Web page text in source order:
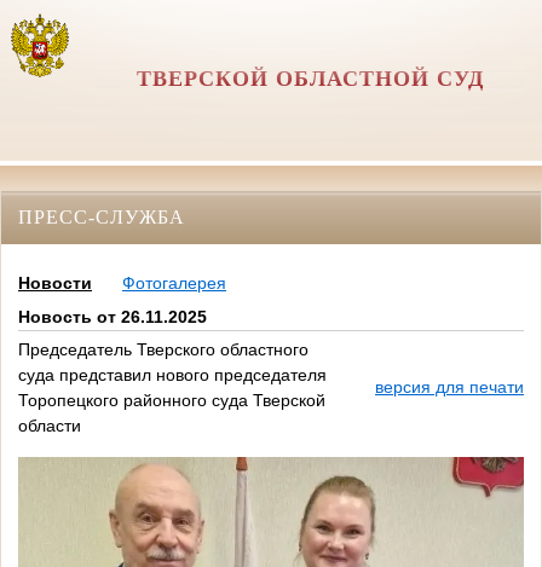
ТВЕРСКОЙ ОБЛАСТНОЙ СУД
ПРЕСС-СЛУЖБА
Новости
Фотогалерея
Новость от 26.11.2025
Председатель Тверского областного
суда представил нового председателя
Торопецкого районного суда Тверской
области
версия для печати